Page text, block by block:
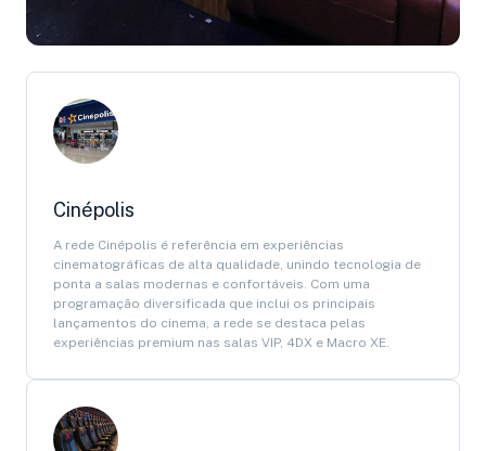
Cinépolis
A rede Cinépolis é referência em experiências
cinematográficas de alta qualidade, unindo tecnologia de
ponta a salas modernas e confortáveis. Com uma
programação diversificada que inclui os principais
lançamentos do cinema, a rede se destaca pelas
experiências premium nas salas VIP, 4DX e Macro XE.